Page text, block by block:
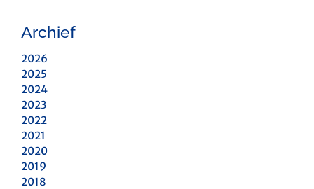
Archief
2026
2025
2024
2023
2022
2021
2020
2019
2018